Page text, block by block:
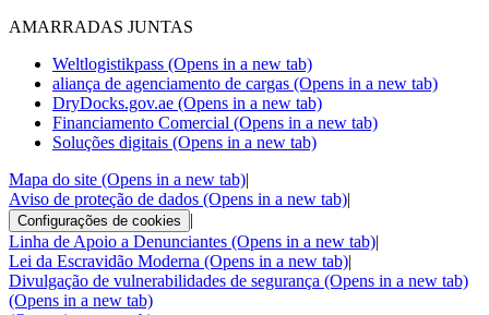
AMARRADAS JUNTAS
Weltlogistikpass (Opens in a new tab)
aliança de agenciamento de cargas (Opens in a new tab)
DryDocks.gov.ae (Opens in a new tab)
Financiamento Comercial (Opens in a new tab)
Soluções digitais (Opens in a new tab)
Mapa do site (Opens in a new tab)|
Aviso de proteção de dados (Opens in a new tab)|
Configurações de cookies
|
Linha de Apoio a Denunciantes (Opens in a new tab)|
Lei da Escravidão Moderna (Opens in a new tab)|
Divulgação de vulnerabilidades de segurança (Opens in a new tab)
(Opens in a new tab)